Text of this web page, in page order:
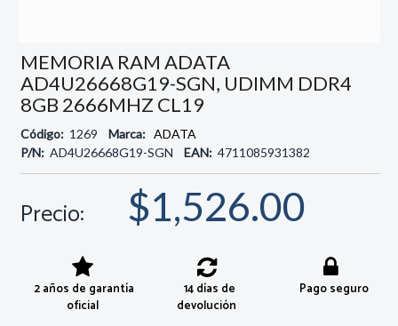
MEMORIA RAM ADATA
AD4U26668G19-SGN, UDIMM DDR4
8GB 2666MHZ CL19
Código: 1269 Marca: ADATA
P/N: AD4U26668G19-SGN EAN: 4711085931382
Precio: $1,526.00
2 años de garantía
oficial
14 días de
devolución
Pago seguro